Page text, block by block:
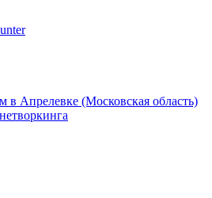
в Апрелевке (Московская область)